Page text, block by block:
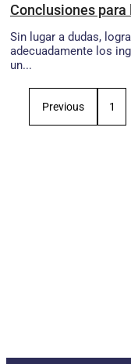
Conclusiones
Sin lugar a dudas,
adecuadamente los
un...
Previous 1